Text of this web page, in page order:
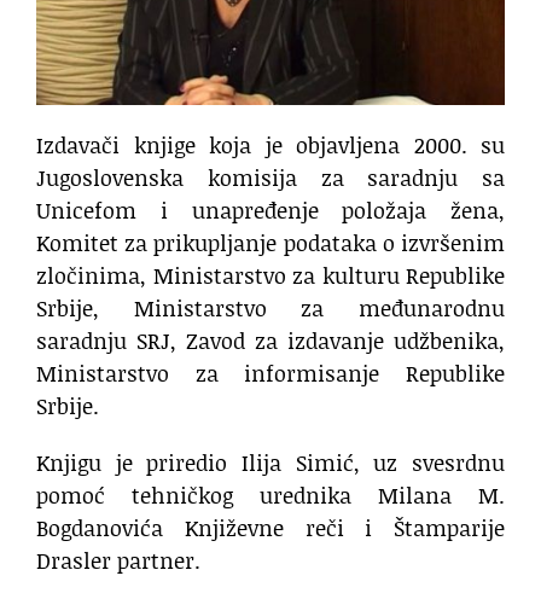
Izdavači knjige koja je objavljena 2000. su
Jugoslovenska komisija za saradnju sa
Unicefom i unapređenje položaja žena,
Komitet za prikupljanje podataka o izvršenim
zločinima, Ministarstvo za kulturu Republike
Srbije, Ministarstvo za međunarodnu
saradnju SRJ, Zavod za izdavanje udžbenika,
Ministarstvo za informisanje Republike
Srbije.
Knjigu je priredio Ilija Simić, uz svesrdnu
pomoć tehničkog urednika Milana M.
Bogdanovića Književne reči i Štamparije
Drasler partner.